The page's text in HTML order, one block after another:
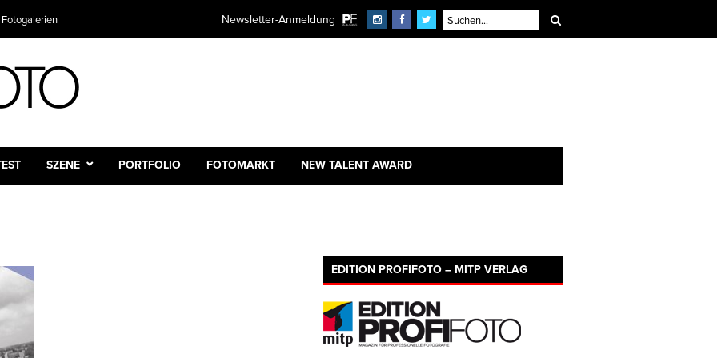
Newsletter-Anmeldung
SZENE PORTFOLIO FOTOMARKT NEW TALENT AWARD
EDITION PROFIFOTO – MITP VERLAG